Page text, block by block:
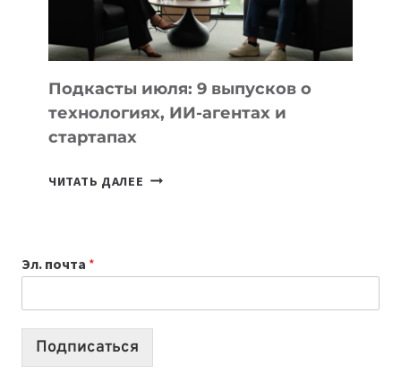
ЛУЧШИХ
МОДЕЛЕЙ
ДЛЯ
УЧЕБЫ
Подкасты июля: 9 выпусков о
технологиях, ИИ-агентах и
стартапах
ЧИТАТЬ ДАЛЕЕ ПОДКАСТЫ
ИИ-
АГЕНТАХ
Эл. почта *
Подписаться